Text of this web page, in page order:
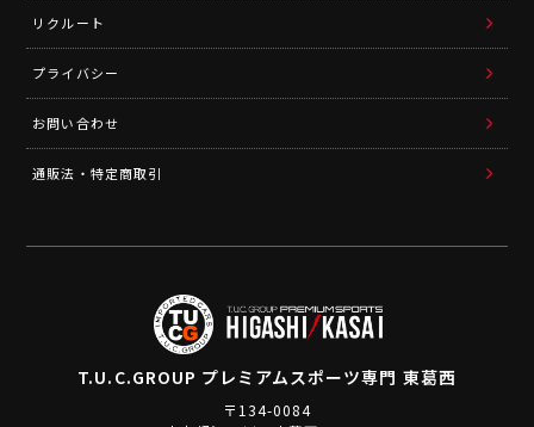
リクルート
プライバシー
お問い合わせ
通販法・特定商取引
T.U.C.GROUP プレミアムスポーツ専門 東葛西
〒134-0084